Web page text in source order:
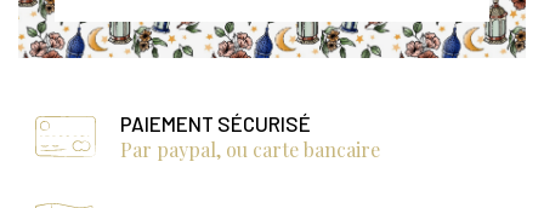
PAIEMENT SÉCURISÉ
Par paypal, ou carte bancaire